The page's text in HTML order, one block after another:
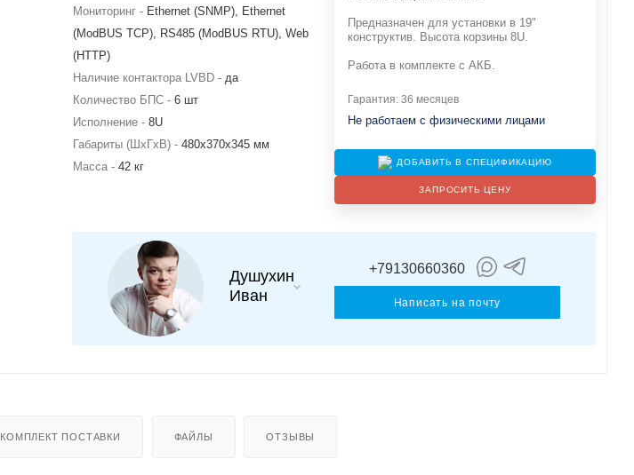
Мониторинг - Ethernet (SNMP), Ethernet
(ModBUS TCP), RS485 (ModBUS RTU), Web
(HTTP)
Наличие контактора LVBD - да
Количество БПС - 6 шт
Исполнение - 8U
Габариты (ШхГхВ) - 480х370х345 мм
Масса - 42 кг
Предназначен для установки в 19"
конструктив. Высота корзины 8U.
Работа в комплекте с АКБ.
Гарантия: 36 месяцев
Не работаем с физическими лицами
ДОБАВИТЬ В СПЕЦИФИКАЦИЮ
ЗАПРОСИТЬ ЦЕНУ
Душухин
Иван
+79130660360
Написать на почту
КОМПЛЕКТ ПОСТАВКИ ФАЙЛЫ ОТЗЫВЫ